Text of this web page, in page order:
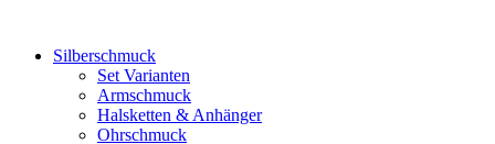
Silberschmuck
Set Varianten
Armschmuck
Halsketten & Anhänger
Ohrschmuck